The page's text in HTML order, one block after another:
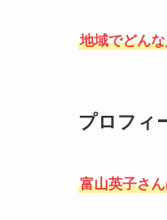
地域でどん
プロフィ
富山英子さ